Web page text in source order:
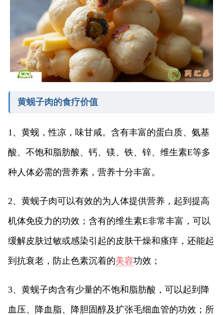
黄蚬子肉的食疗价值
1、黄蚬，性凉，味甘咸。含有丰富的蛋白质、氨基
酸、不饱和脂肪酸、钙、镁、铁、锌、维生素E等多
种人体必需的营养素，营养十分丰富。
2、黄蚬子肉可以有效的为人体提供营养，起到提高
机体免疫力的功效；含有的维生素E非常丰富，可以
缓解皮肤过敏或感染引起的皮肤干燥和瘙痒，还能起
到抗衰老，防止色素沉着的美容功效；
3、黄蚬子肉含有少量的不饱和脂肪酸，可以起到降
血压、降血脂、降胆固醇及扩张毛细血管的功效；所